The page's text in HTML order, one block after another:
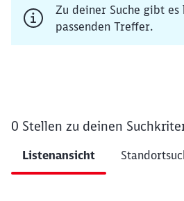
Zu deiner Suche gibt es
passenden Treffer.
0 Stellen zu deinen
ListenansichtErgebnisse pro